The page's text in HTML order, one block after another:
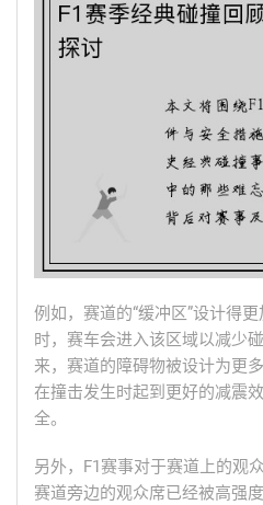
例如，赛道的“缓冲区”设计得
时，赛车会进入该区域以减少
来，赛道的障碍物被设计为更
在撞击发生时起到更好的减震
全。
另外，F1赛事对于赛道上的观
赛道旁边的观众席已经被高强